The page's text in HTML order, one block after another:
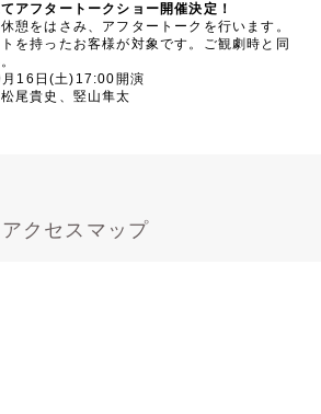
アフタートークショー開催決定！
憩をはさみ、アフタートークを行います。
を持ったお客様が対象です。ご観劇時と同
16日(土)17:00開演
尾貴史、竪山隼太
アクセスマップ